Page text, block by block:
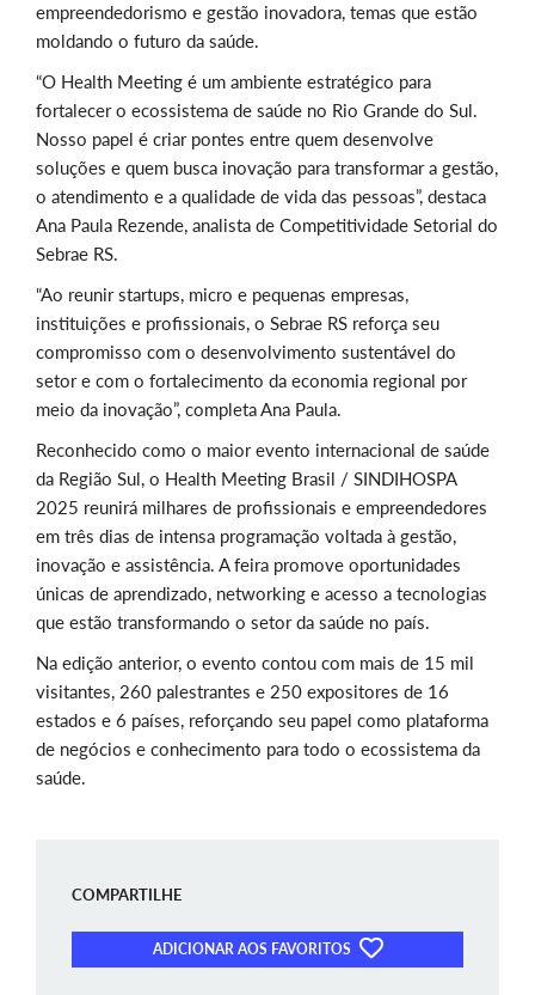
empreendedorismo e gestão inovadora, temas que estão
moldando o futuro da saúde.
“O Health Meeting é um ambiente estratégico para
fortalecer o ecossistema de saúde no Rio Grande do Sul.
Nosso papel é criar pontes entre quem desenvolve
soluções e quem busca inovação para transformar a gestão,
o atendimento e a qualidade de vida das pessoas”, destaca
Ana Paula Rezende, analista de Competitividade Setorial do
Sebrae RS.
“Ao reunir startups, micro e pequenas empresas,
instituições e profissionais, o Sebrae RS reforça seu
compromisso com o desenvolvimento sustentável do
setor e com o fortalecimento da economia regional por
meio da inovação”, completa Ana Paula.
Reconhecido como o maior evento internacional de saúde
da Região Sul, o Health Meeting Brasil / SINDIHOSPA
2025 reunirá milhares de profissionais e empreendedores
em três dias de intensa programação voltada à gestão,
inovação e assistência. A feira promove oportunidades
únicas de aprendizado, networking e acesso a tecnologias
que estão transformando o setor da saúde no país.
Na edição anterior, o evento contou com mais de 15 mil
visitantes, 260 palestrantes e 250 expositores de 16
estados e 6 países, reforçando seu papel como plataforma
de negócios e conhecimento para todo o ecossistema da
saúde.
COMPARTILHE
ADICIONAR AOS FAVORITOS